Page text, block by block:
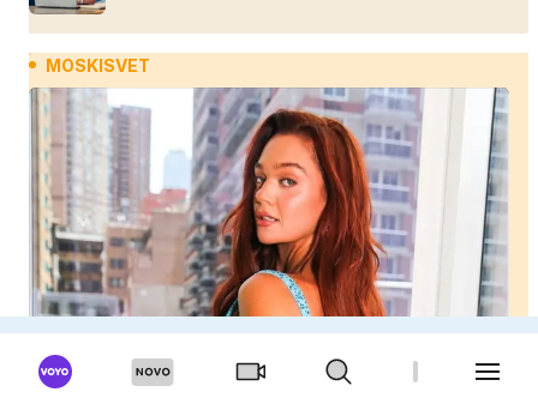
MOSKISVET
Misica razkrila, zakaj je še vedno samska